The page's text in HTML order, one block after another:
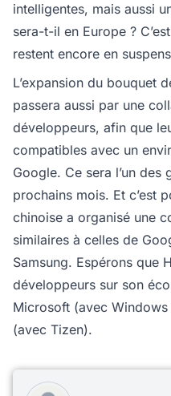
intelligentes, mais aussi
sera-t-il en Europe ?
restent encore en
L’expansion du bouquet
passera aussi par une
développeurs, afin que
compatibles avec un
Google. Ce sera l’un
prochains mois. Et c’est
chinoise a organisé une
similaires à celles de
Samsung. Espérons que
développeurs sur son
Microsoft (avec
(avec Tizen).